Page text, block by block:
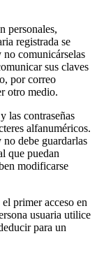
personales,
registrada se
comunicárselas
sus claves
por correo
otro medio.
las contraseñas
alfanuméricos.
debe guardarlas
que puedan
modificarse
primer acceso en
usuaria utilice
para un